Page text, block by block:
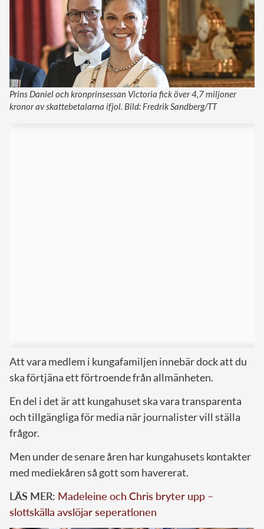
Prins Daniel och kronprinsessan Victoria fick över 4,7 miljoner
kronor av skattebetalarna ifjol. Bild: Fredrik Sandberg/TT
Att vara medlem i kungafamiljen innebär dock att du
ska förtjäna ett förtroende från allmänheten.
En del i det är att kungahuset ska vara transparenta
och tillgängliga för media när journalister vill ställa
frågor.
Men under de senare åren har kungahusets kontakter
med mediekåren så gott som havererat.
LÄS MER: Madeleine och Chris bryter upp –
slottskälla avslöjar seperationen